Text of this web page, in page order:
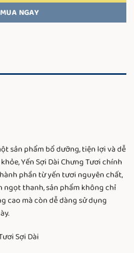
MUA NGAY
sản phẩm bổ dưỡng, tiện lợi và dễ
Yến Sợi Dài Chưng Tươi chính
phần từ yến tươi nguyên chất,
thanh, sản phẩm không chỉ
cao mà còn dễ dàng sử dụng
Sợi Dài